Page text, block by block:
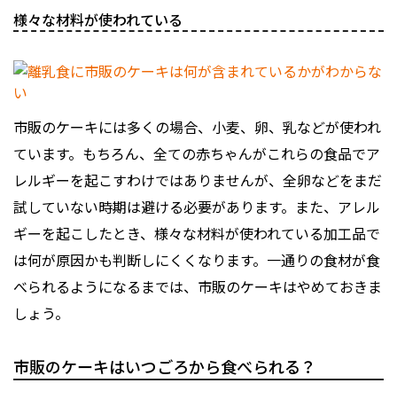
様々な材料が使われている
市販のケーキには多くの場合、小麦、卵、乳などが使われ
ています。もちろん、全ての赤ちゃんがこれらの食品でア
レルギーを起こすわけではありませんが、全卵などをまだ
試していない時期は避ける必要があります。また、アレル
ギーを起こしたとき、様々な材料が使われている加工品で
は何が原因かも判断しにくくなります。一通りの食材が食
べられるようになるまでは、市販のケーキはやめておきま
しょう。
市販のケーキはいつごろから食べられる？